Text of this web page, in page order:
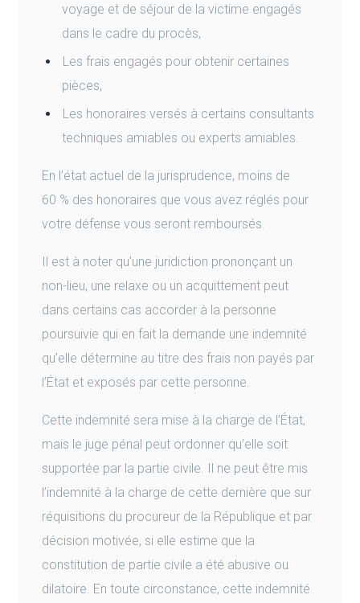
voyage et de séjour de la victime engagés
dans le cadre du procès,
Les frais engagés pour obtenir certaines
pièces,
Les honoraires versés à certains consultants
techniques amiables ou experts amiables.
En l’état actuel de la jurisprudence, moins de
60 % des honoraires que vous avez réglés pour
votre défense vous seront remboursés.
Il est à noter qu’une juridiction prononçant un
non-lieu, une relaxe ou un acquittement peut
dans certains cas accorder à la personne
poursuivie qui en fait la demande une indemnité
qu’elle détermine au titre des frais non payés par
l’État et exposés par cette personne.
Cette indemnité sera mise à la charge de l’État,
mais le juge pénal peut ordonner qu’elle soit
supportée par la partie civile. Il ne peut être mis
l’indemnité à la charge de cette dernière que sur
réquisitions du procureur de la République et par
décision motivée, si elle estime que la
constitution de partie civile a été abusive ou
dilatoire. En toute circonstance, cette indemnité